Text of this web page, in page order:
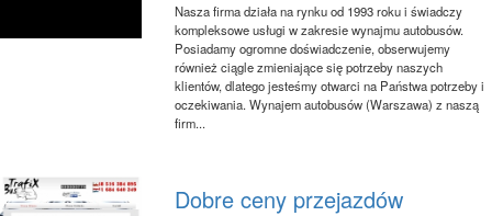
Nasza firma działa na rynku od 1993 roku i świadczy
kompleksowe usługi w zakresie wynajmu autobusów.
Posiadamy ogromne doświadczenie, obserwujemy
również ciągle zmieniające się potrzeby naszych
klientów, dlatego jesteśmy otwarci na Państwa potrzeby i
oczekiwania. Wynajem autobusów (Warszawa) z naszą
firm...
Dobre ceny przejazdów